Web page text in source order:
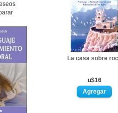
La casa sobre
u$16